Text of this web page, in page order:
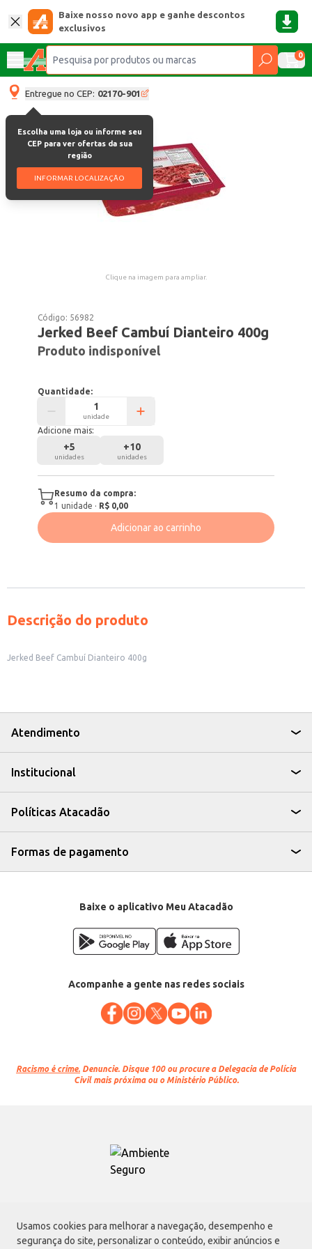
Usamos cookies para melhorar a navegação, desempenho e
segurança do site, personalizar o conteúdo, exibir anúncios e
Baixe nosso novo app e ganhe descontos
exclusivos
0
Entregue no CEP: 02170-901
Escolha uma loja ou informe seu
CEP para ver ofertas da sua
região
INFORMAR LOCALIZAÇÃO
Clique na imagem para ampliar.
Código: 56982
Jerked Beef Cambuí Dianteiro 400g
Produto indisponível
Quantidade:
unidade
Adicione mais:
+5
unidades
+10
unidades
Resumo da compra:
1 unidade · R$ 0,00
Adicionar ao carrinho
Descrição do produto
Jerked Beef Cambuí Dianteiro 400g
Atendimento
Institucional
Políticas Atacadão
Formas de pagamento
Baixe o aplicativo Meu Atacadão
Acompanhe a gente nas redes sociais
Racismo é crime. Denuncie. Disque 100 ou procure a Delegacia de Polícia
Civil mais próxima ou o Ministério Público.
Atacadão S.A.
Avenida Morvan Dias de Figueiredo, 6169, Vila Maria, São Paulo - SP | CEP
02170-901 | CNPJ: 75.315.333/0001-09